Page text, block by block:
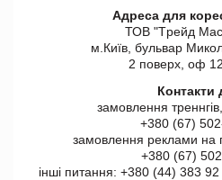
Адреса для
ТОВ "Tрейд
м.Київ, бульвар
2 поверх, оф
Контакти
замовлення
+380 (67)
замовлення реклами на
+380 (67) 502
інші питання: +380 (44) 383